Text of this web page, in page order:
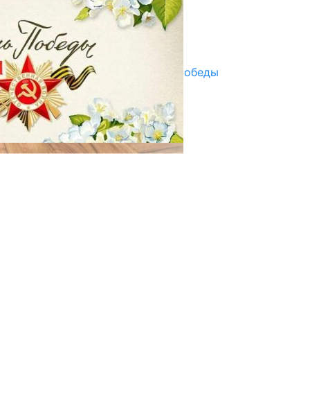
07.08.2025
Улуу Жеңиштин жандуу сөзү
29.04.2025
Награды в преддверии Дня Победы
29.04.2025